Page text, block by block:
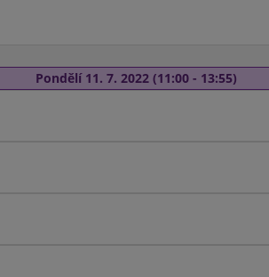
Pondělí 11. 7. 2022 (11:00 - 13:55)